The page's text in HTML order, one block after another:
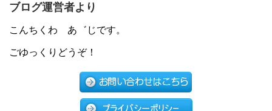
ブログ運営者より
こんちくわ あ゛じです。
ごゆっくりどうぞ！